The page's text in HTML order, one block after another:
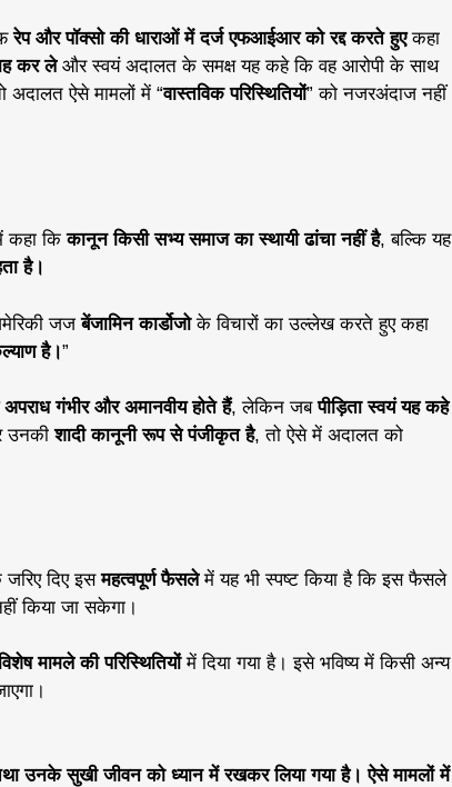
रेप और पॉक्सो की धाराओं में दर्ज एफआईआर को रद्द करते हुएकहा
कर लेऔर स्वयं अदालत के समक्ष यह कहे कि वह आरोपी के साथ
अदालत ऐसे मामलों में “वास्तविक परिस्थितियों” को नजरअंदाज नहीं
किकानून किसी सभ्य समाज का स्थायी ढांचा नहीं है, बल्कि यह
है।
जजबेंजामिन कार्डोजोके विचारों का उल्लेख करते हुए कहा
है।”
गंभीर और अमानवीय होते हैं, लेकिन जबपीड़िता स्वयं यह कहे
शादी कानूनी रूप से पंजीकृत है, तो ऐसे में अदालत को
दिए इसमहत्वपूर्ण फैसलेमें यह भी स्पष्ट किया है कि इस फैसले
किया जा सकेगा।
मामले की परिस्थितियोंमें दिया गया है। इसे भविष्य में किसी अन्य
उनके सुखी जीवन को ध्यान में रखकर लिया गया है। ऐसे मामलों में